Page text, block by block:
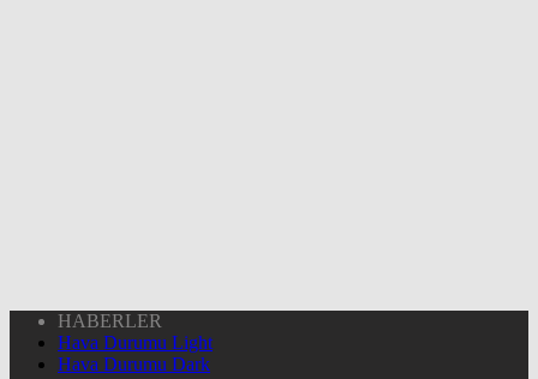
HABERLER
Hava Durumu Light
Hava Durumu Dark